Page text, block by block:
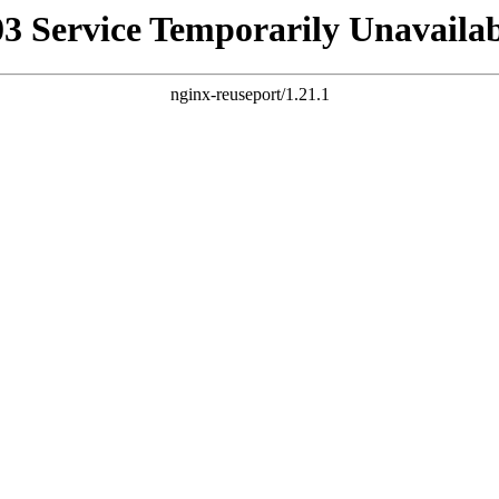
Service Temporarily
nginx-reuseport/1.21.1